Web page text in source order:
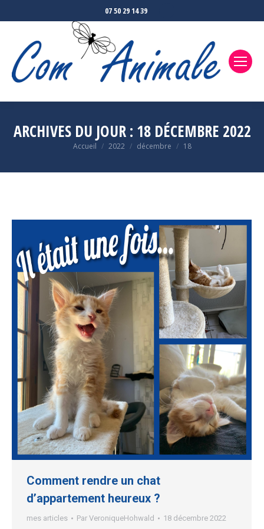
07 50 29 14 39
page
dans
nouvelle
ARCHIVES DU JOUR : 18 DÉCEMBRE 2022
Vous êtes ici :
Accueil 2022 décembre 18
Comment rendre un chat
d’appartement heureux ?
mes articles Par VeroniqueHohwald 18 décembre 2022